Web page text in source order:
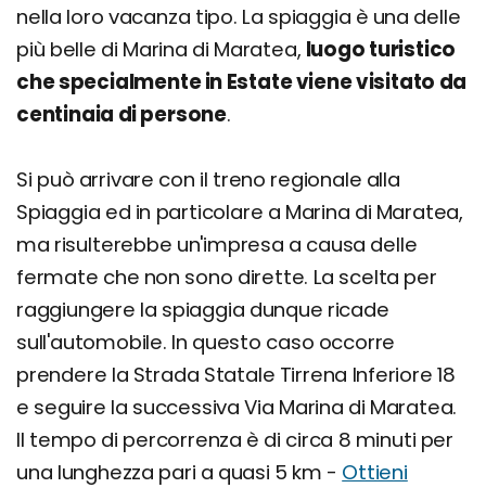
nella loro vacanza tipo. La spiaggia è una delle
più belle di Marina di Maratea, luogo turistico
che specialmente in Estate viene visitato da
centinaia di persone.
Si può arrivare con il treno regionale alla
Spiaggia ed in particolare a Marina di Maratea,
ma risulterebbe un'impresa a causa delle
fermate che non sono dirette. La scelta per
raggiungere la spiaggia dunque ricade
sull'automobile. In questo caso occorre
prendere la Strada Statale Tirrena Inferiore 18
e seguire la successiva Via Marina di Maratea.
Il tempo di percorrenza è di circa 8 minuti per
una lunghezza pari a quasi 5 km - Ottieni